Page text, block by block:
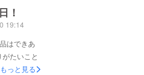
数量限定
クも販売
ぜひ一度
ョップを
い
！
19:14
はできあ
たいこと
お客様の手
もっと見る